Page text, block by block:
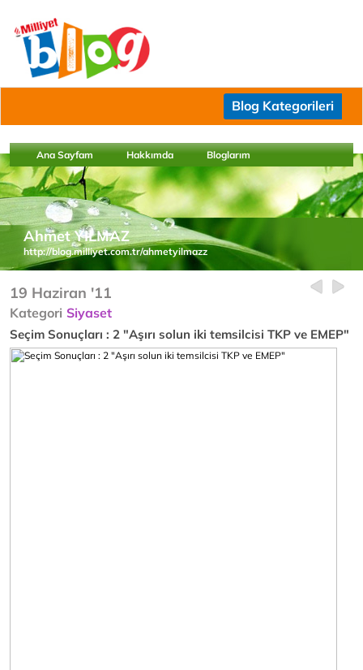
Blog Kategorileri
Ana Sayfam Hakkımda Bloglarım
Ahmet YILMAZ
http://blog.milliyet.com.tr/ahmetyilmazz
19 Haziran '11
Kategori Siyaset
Seçim Sonuçları : 2 "Aşırı solun iki temsilcisi TKP ve EMEP"